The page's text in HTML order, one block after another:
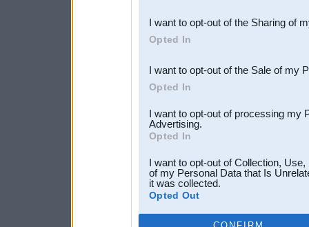
Downstream Participants
third parties.
I want to opt-out of the Sharing of
Opted In
I want to opt-out of the Sale of my
Opted In
I want to opt-out of processing my
Advertising.
Opted In
I want to opt-out of Collection,
of my Personal Data that Is
it was collected.
Opted Out